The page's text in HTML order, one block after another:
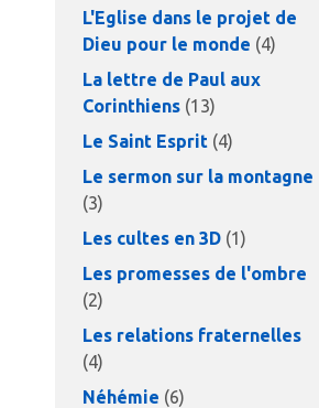
L'Eglise dans le projet de
Dieu pour le monde (4)
La lettre de Paul aux
Corinthiens (13)
Le Saint Esprit (4)
Le sermon sur la montagne
(3)
Les cultes en 3D (1)
Les promesses de l'ombre
(2)
Les relations fraternelles
(4)
Néhémie (6)